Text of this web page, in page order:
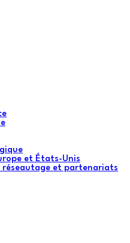
et États-Unis
réseautage et partenariats